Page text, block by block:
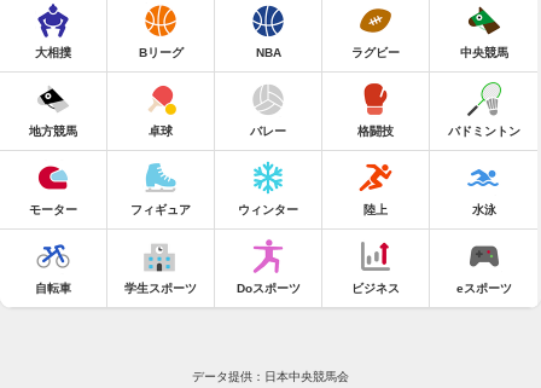
大相撲 Bリーグ NBA ラグビー 中央競馬
地方競馬 卓球 バレー 格闘技 バドミントン
モーター フィギュア ウィンター 陸上 水泳
自転車 学生スポーツ Doスポーツ ビジネス eスポーツ
データ提供：日本中央競馬会